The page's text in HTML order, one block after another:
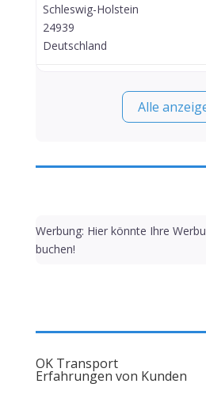
Schleswig-Holstein
24939
Deutschland
Alle
Werbung: Hier könnte Ihre
buchen!
OK Transport
Erfahrungen von Kunden